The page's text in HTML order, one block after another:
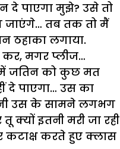
दे पाएगा मुझे? उसे तो
जाएंगे… तब तक तो मैं
ठहाका लगाया.
कर, मगर प्लीज…
जतिन को कुछ मत
दे पाएगा… उस का
उस के सामने लगभग
क्यों इतनी मरी जा रही
कटाक्ष करते हुए क्लास